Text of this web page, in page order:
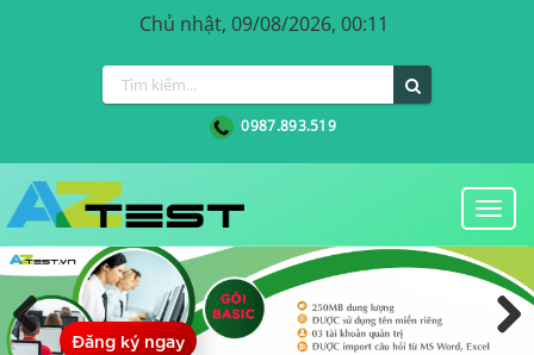
Chủ nhật, 09/08/2026, 00:11
0987.893.519
Đăng ký ngay